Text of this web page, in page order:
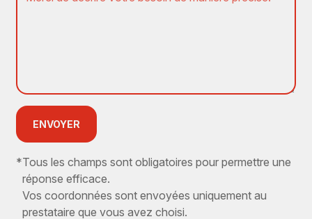
ENVOYER
*Tous les champs sont obligatoires pour permettre une
réponse efficace.
Vos coordonnées sont envoyées uniquement au
prestataire que vous avez choisi.